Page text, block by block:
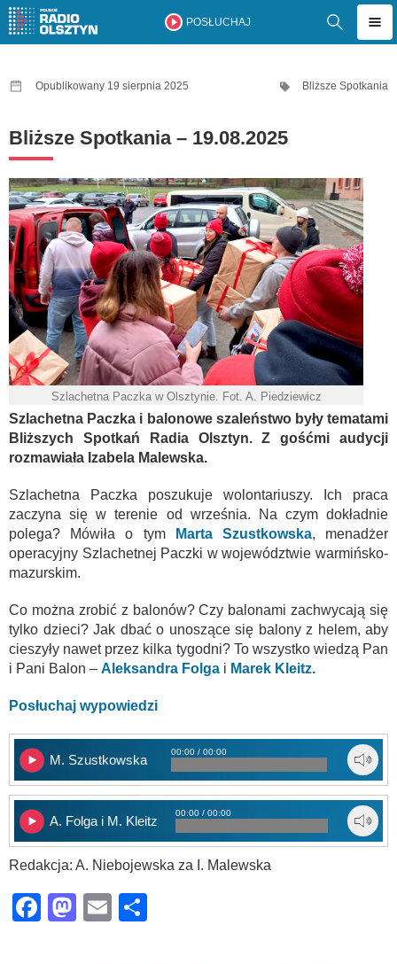
POSŁUCHAJ
Opublikowany 19 sierpnia 2025 Bliższe Spotkania
Bliższe Spotkania – 19.08.2025
Szlachetna Paczka w Olsztynie. Fot. A. Piedziewicz
Szlachetna Paczka i balonowe szaleństwo były tematami
Bliższych Spotkań Radia Olsztyn. Z gośćmi audycji
rozmawiała Izabela Malewska.
Szlachetna Paczka poszukuje wolontariuszy. Ich praca
zaczyna się w terenie od września. Na czym dokładnie
polega? Mówiła o tym
Marta Szustkowska, menadżer
operacyjny Szlachetnej Paczki w województwie warmińsko-
mazurskim.
Co można zrobić z balonów? Czy balonami zachwycają się
tylko dzieci? Jak dbać o unoszące się balony z helem, aby
cieszyły nawet przez kilka tygodni? To wszystko wiedzą Pan
i Pani Balon – Aleksandra Folga i Marek Kleitz.
Posłuchaj wypowiedzi
M. Szustkowska
00:00 / 00:00
A. Folga i M. Kleitz
00:00 / 00:00
Redakcja: A. Niebojewska za I. Malewska
Facebook
Mastodon
Email